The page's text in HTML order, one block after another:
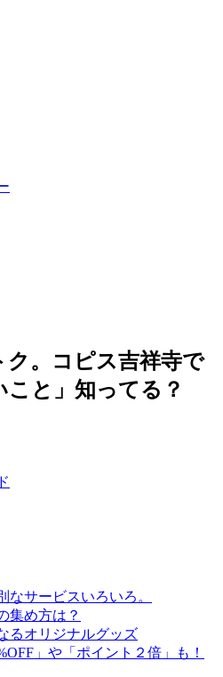
。コピス吉祥寺で
と」知ってる？
なサービスいろいろ。
集め方は？
るオリジナルグッズ
」や「ポイント２倍」も！